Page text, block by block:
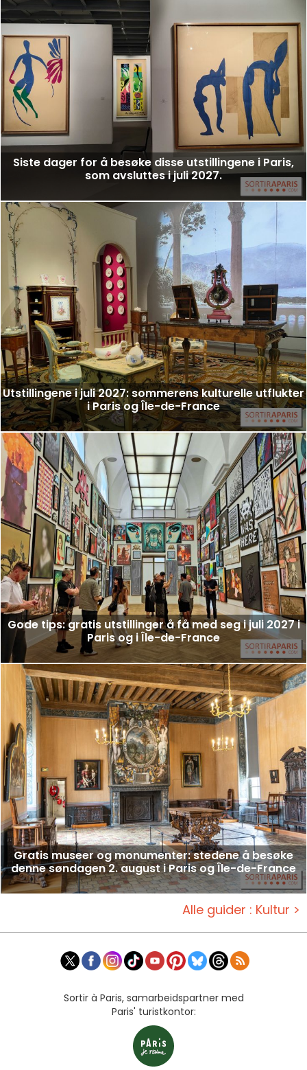
Siste dager for å besøke disse utstillingene i Paris,
som avsluttes i juli 2027.
Utstillingene i juli 2027: sommerens kulturelle utflukter
i Paris og Île-de-France
Gode tips: gratis utstillinger å få med seg i juli 2027 i
Paris og i Île-de-France
Gratis museer og monumenter: stedene å besøke
denne søndagen 2. august i Paris og Île-de-France
Alle guider : Kultur >
Sortir à Paris, samarbeidspartner med
Paris' turistkontor: